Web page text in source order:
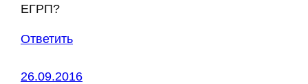
ЕГРП?
Ответить
26.09.2016